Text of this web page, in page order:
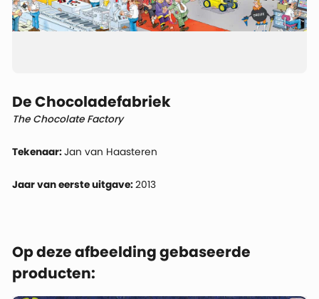
De Chocoladefabriek
The Chocolate Factory
Tekenaar:Jan van Haasteren
Jaar van eerste uitgave:2013
Op deze afbeelding gebaseerde
producten: